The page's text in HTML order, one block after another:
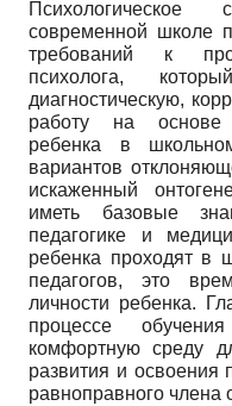
современной школе
требований к
психолога,
диагностическую,
работу на основе
ребенка в
вариантов
искаженный
иметь базовые
педагогике и
ребенка проходят в
педагогов, это
личности ребенка.
процессе
комфортную среду
развития и освоения
равноправного члена